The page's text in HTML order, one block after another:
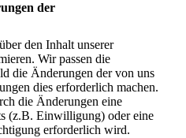
der
den Inhalt unserer
Wir passen die
die Änderungen der von uns
dies erforderlich machen.
die Änderungen eine
(z.B. Einwilligung) oder eine
erforderlich wird.